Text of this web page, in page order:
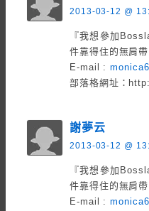
2013-03-12 @
『我想參加
件靠得住的無肩
E-mail :
部落格網址：
謝夢云
2013-03-12 @
『我想參加
件靠得住的無肩
E-mail :